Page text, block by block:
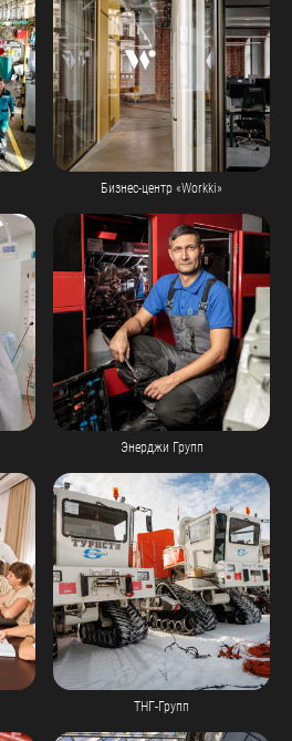
Бизнес-центр «Workki»
Энерджи Групп
ТНГ-Групп